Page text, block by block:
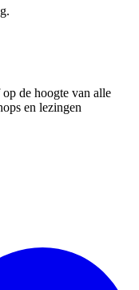
de hoogte van alle
en lezingen